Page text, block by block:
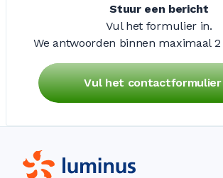
Stuur een bericht
Vul het formulier in.
We antwoorden binnen maximaal
Vul het contactformulier